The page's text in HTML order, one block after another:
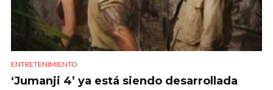
ENTRETENIMIENTO
‘Jumanji 4’ ya está siendo desarrollada